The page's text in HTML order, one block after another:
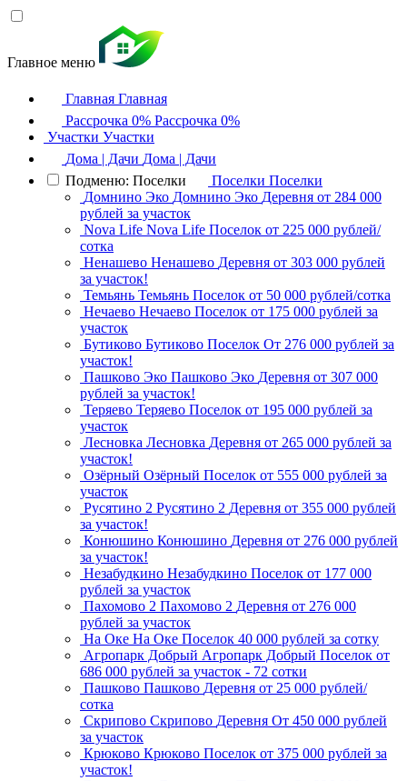
Главное меню
Главная Главная
Рассрочка 0% Рассрочка 0%
Участки Участки
Дома | Дачи Дома | Дачи
Подменю: Поселки
Поселки Поселки
Домнино Эко Домнино Эко Деревня от 284 000
рублей за участок
Nova Life Nova Life Поселок от 225 000 рублей/
сотка
Ненашево Ненашево Деревня от 303 000 рублей
за участок!
Темьянь Темьянь Поселок от 50 000 рублей/сотка
Нечаево Нечаево Поселок от 175 000 рублей за
участок
Бутиково Бутиково Поселок От 276 000 рублей за
участок!
Пашково Эко Пашково Эко Деревня от 307 000
рублей за участок!
Теряево Теряево Поселок от 195 000 рублей за
участок
Лесновка Лесновка Деревня от 265 000 рублей за
участок!
Озёрный Озёрный Поселок от 555 000 рублей за
участок
Русятино 2 Русятино 2 Деревня от 355 000 рублей
за участок!
Конюшино Конюшино Деревня от 276 000 рублей
за участок!
Незабудкино Незабудкино Поселок от 177 000
рублей за участок
Пахомово 2 Пахомово 2 Деревня от 276 000
рублей за участок
На Оке На Оке Поселок 40 000 рублей за сотку
Агропарк Добрый Агропарк Добрый Поселок от
686 000 рублей за участок - 72 сотки
Пашково Пашково Деревня от 25 000 рублей/
сотка
Скрипово Скрипово Деревня От 450 000 рублей
за участок
Крюково Крюково Поселок от 375 000 рублей за
участок!